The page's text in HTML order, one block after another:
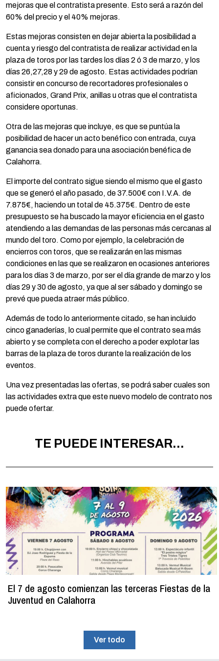
mejoras que el contratista presente. Esto será a razón del
60% del precio y el 40% mejoras.
Estas mejoras consisten en dejar abierta la posibilidad a
cuenta y riesgo del contratista de realizar actividad en la
plaza de toros por las tardes los días 2 ó 3 de marzo, y los
días 26,27,28 y 29 de agosto. Estas actividades podrían
consistir en concurso de recortadores profesionales o
aficionados, Grand Prix, anillas u otras que el contratista
considere oportunas.
Otra de las mejoras que incluye, es que se puntúa la
posibilidad de hacer un acto benéfico con entrada, cuya
ganancia sea donado para una asociación benéfica de
Calahorra.
El importe del contrato sigue siendo el mismo que el gasto
que se generó el año pasado, de 37.500€ con I.V.A. de
7.875€, haciendo un total de 45.375€. Dentro de este
presupuesto se ha buscado la mayor eficiencia en el gasto
atendiendo a las demandas de las personas más cercanas al
mundo del toro. Como por ejemplo, la celebración de
encierros con toros, que se realizarán en las mismas
condiciones en las que se realizaron en ocasiones anteriores
para los días 3 de marzo, por ser el día grande de marzo y los
días 29 y 30 de agosto, ya que al ser sábado y domingo se
prevé que pueda atraer más público.
Además de todo lo anteriormente citado, se han incluido
cinco ganaderías, lo cual permite que el contrato sea más
abierto y se completa con el derecho a poder explotar las
barras de la plaza de toros durante la realización de los
eventos.
Una vez presentadas las ofertas, se podrá saber cuales son
las actividades extra que este nuevo modelo de contrato nos
puede ofertar.
TE PUEDE INTERESAR...
El 7 de agosto comienzan las terceras Fiestas de la
Juventud en Calahorra
Ver todo